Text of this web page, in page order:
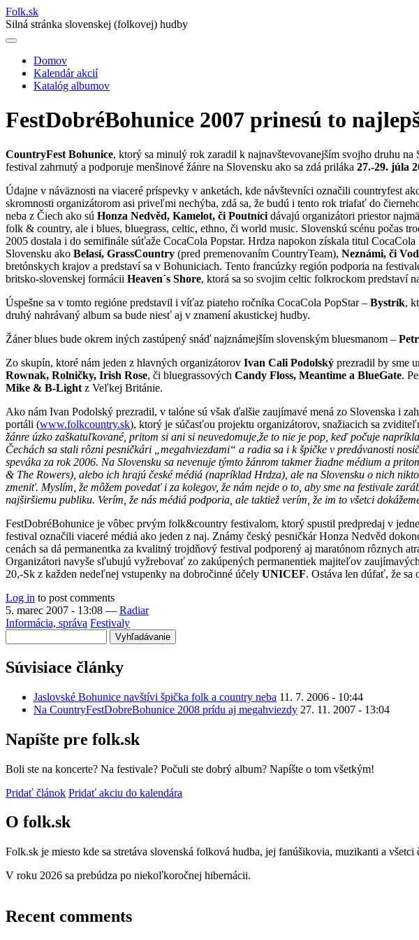
Folk.sk
Silná stránka slovenskej (folkovej) hudby
Main
navigation
Domov
Kalendár akcií
Katalóg albumov
FestDobréBohunice 2007 prinesú to
CountryFest Bohunice, ktorý sa minulý rok zaradil k najnavštevovanejším svojho druhu
festival zahrnutý a podporuje menšinové žánre na Slovensku ako sa zdá priláka 27.-29. júla
Údajne v náväznosti na viaceré príspevky v anketách, kde návštevníci označili countryfest
skromnosti organizátorom asi priveľmi nechýba, zdá sa, že budú i tento rok triafať do
neba z Čiech ako sú Honza Nedvěd, Kamelot, či Poutníci dávajú organizátori priestor
folk & country, ale i blues, bluegrass, celtic, ethno, či world music. Slovenskú scénu počas
2005 dostala i do semifinále súťaže CocaCola Popstar. Hrdza napokon získala titul
Slovensku ako Belasí, GrassCountry (pred premenovaním CountryTeam), Neznámi, či
bretónskych krajov a predstaví sa v Bohuniciach. Tento francúzky región podporia na
britsko-slovenskej formácii Heaven´s Shore, ktorá sa so svojim celtic folkrockom predstaví
Úspešne sa v tomto regióne predstavil i víťaz piateho ročníka CocaCola PopStar – Bystrík,
druhý nahrávaný album sa bude niesť aj v znamení akustickej hudby.
Žáner blues bude okrem iných zastúpený snáď najznámejším slovenským bluesmanom –
Zo skupín, ktoré nám jeden z hlavných organizátorov Ivan Cali Podolský prezradil by sme
Rownak, Rolničky, Irish Rose, či bluegrassových Candy Floss, Meantime a BlueGate.
Mike & B-Light z Veľkej Británie.
Ako nám Ivan Podolský prezradil, v talóne sú však ďalšie zaujímavé mená zo Slovenska i
portáli (www.folkcountry.sk), ktorý je súčasťou projektu organizátorov, snažiacich sa
žánre úzko zaškatuľkované, pritom si ani si neuvedomuje,že to nie je pop, keď počuje
Čechách sa stali rôzni pesničkári „megahviezdami“ a radia sa i k špičke v predávanosti
speváka za rok 2006. Na Slovensku sa nevenuje týmto žánrom takmer žiadne médium a
& The Rowers), alebo ich hrajú české médiá (napríklad Hrdza), ale na Slovensku o nich
zmeniť. Myslím, že môžem povedať i za kolegov, že nám nejde o to, aby sme na festivale
najširšiemu publiku. Verím, že nás médiá podporia, ale taktiež verím, že im to všetci
FestDobréBohunice je vôbec prvým folk&country festivalom, ktorý spustil predpredaj v
festival označili viaceré médiá ako jeden z naj. Známy český pesničkár Honza Nedvěd
cenách sa dá permanentka za kvalitný trojdňový festival podporený aj maratónom rôznych
Organizátori navyše sľubujú vyžrebovať zo zakúpených permanentiek majiteľov
20,-Sk z každen nedeľnej vstupenky na dobročinné účely UNICEF. Ostáva len dúfať, že sa
Log in to post comments
5. marec 2007 - 13:08 — Radiar
Informácia, správa Festivaly
Súvisiace články
Jaslovské Bohunice navštívi špička folk a country neba 11. 7. 2006 - 10:44
Na CountryFestDobreBohunice 2008 prídu aj megahviezdy 27. 11. 2007 - 13:04
Napíšte pre folk.sk
Boli ste na koncerte? Na festivale? Počuli ste dobrý album? Napíšte o tom všetkým!
Pridať článok Pridať akciu do kalendára
O folk.sk
Folk.sk je miesto kde sa stretáva slovenská folková hudba, jej fanúšikovia, muzikanti a
V roku 2026 sa prebúdza po niekoľkoročnej hibernácii.
Recent comments